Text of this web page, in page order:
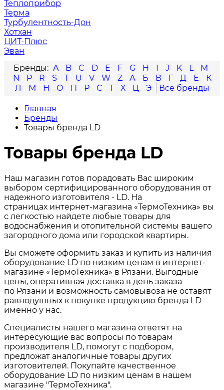
Теплоприбор
Терма
Турбулентность-Дон
Хотхан
ЦИТ-Плюс
Эван
A
B C D E F G H I J K L
M
N
P R S T U V W Z А Б В Г Д Е
К
Л
М Н О П Р С Т Х Ц Э
Главная
Бренды
Товары бренда LD
Товары бренда LD
Наш магазин готов порадовать Вас широким
выбором сертифицированного оборудования от
надежного изготовителя - LD. На
страницах интернет-магазина «ТермоТехника» вы
с легкостью найдете любые товары для
водоснабжения и отопительной системы вашего
загородного дома или городской квартиры.
Вы сможете оформить заказ и купить из наличия
оборудование LD по низким ценам в интернет-
магазине «ТермоТехника» в Рязани. Выгодные
цены, оперативная доставка в день заказа
по Рязани и возможность самовывоза не оставят
равнодушных к покупке продукцию бренда LD
именно у нас.
Специалисты нашего магазина ответят на
интересующие вас вопросы по товарам
производителя LD, помогут с подбором,
предложат аналогичные товары других
изготовителей. Покупайте качественное
оборудование LD по низким ценам в нашем
магазине "ТермоТехника".